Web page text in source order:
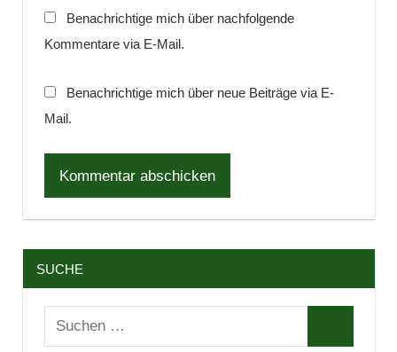
Benachrichtige mich über nachfolgende
Kommentare via E-Mail.
Benachrichtige mich über neue Beiträge via E-
Mail.
SUCHE
Suchen